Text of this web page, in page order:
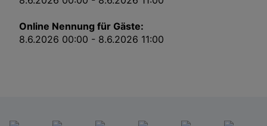
Online Nennung für Gäste:
8.6.2026 00:00 - 8.6.2026 11:00
Folgendes bereitzustellen:
Verwendung genauer Standortdaten. Endgeräteeigenschaften zur Identifikation
aktiv abfragen. Speichern von oder Zugriff auf Informationen auf einem
Endgerät. Personalisierte Werbung und Inhalte, Messung von Werbeleistung
und der Performance von Inhalten, Zielgruppenforschung sowie Entwicklung